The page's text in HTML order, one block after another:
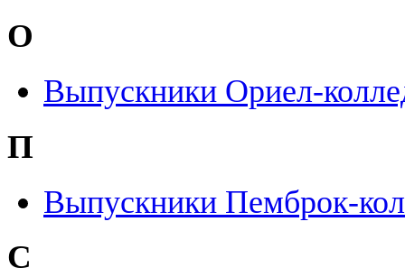
О
Выпускники Ориел-
П
Выпускники Пемброк-
С